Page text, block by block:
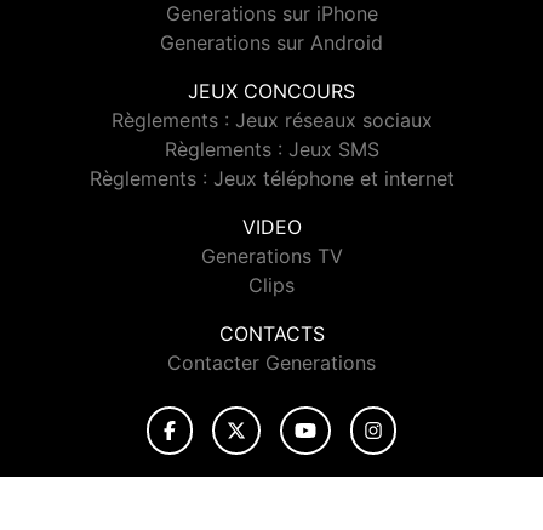
Generations sur iPhone
Generations sur Android
JEUX CONCOURS
Règlements : Jeux réseaux sociaux
Règlements : Jeux SMS
Règlements : Jeux téléphone et internet
VIDEO
Generations TV
Clips
CONTACTS
Contacter Generations